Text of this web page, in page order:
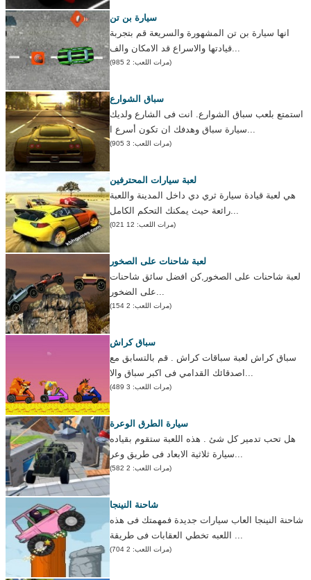
سيارة بن تن
انها سيارة بن تن المشهورة والسريعة قم بتجربة
قيادتها والاسراع قد الامكان والف...
(مرات اللعب: 2 985)
سباق الشوارع
استمتع بلعب سباق الشوارع. انت فى الشارع ولديك
سيارة سباق وهدفك ان تكون أسرع ا...
(مرات اللعب: 3 905)
لعبة سيارات المحترفين
هي لعبة قيادة سيارة ثري دي داخل المدينة واللعبة
رائعة حيث يمكنك التحكم الكامل...
(مرات اللعب: 12 021)
لعبة شاحنات على الصخور
لعبة شاحنات على الصخور,كن افضل سائق شاحنات
على الضخور...
(مرات اللعب: 2 154)
سباق كراش
سباق كراش لعبة سباقات كراش . قم بالتسابق مع
اصدقائك القدامي فى اكبر سباق والا...
(مرات اللعب: 3 489)
سيارة الطرق الوعرة
هل تحب تدمير كل شئ . هذه اللعبة ستقوم بقياده
سيارة ثلاثية الابعاد فى طريق وعر...
(مرات اللعب: 2 582)
شاحنة النينجا
شاحنة النينجا العاب سيارات جديدة فمهمتك فى هذه
اللعبه تخطي العقابات فى طريقة ...
(مرات اللعب: 2 704)